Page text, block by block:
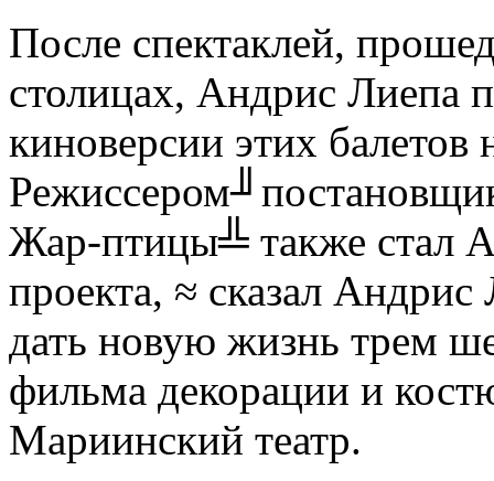
После спектаклей,
столицах, Андрис Лиепа
киноверсии этих
Жар-птицы╩ также стал
проекта, ≈ сказал
дать новую жизнь трем
фильма декорации и
Мариинский театр.